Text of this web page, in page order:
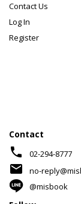
Contact Us
Log In
Register
Contact
phone 02-294-8777
mail
no-
@misbook